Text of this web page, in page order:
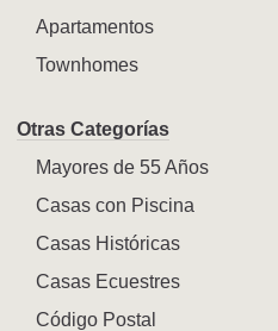
Apartamentos
Townhomes
Otras Categorías
Mayores de 55 Años
Casas con Piscina
Casas Históricas
Casas Ecuestres
Código Postal